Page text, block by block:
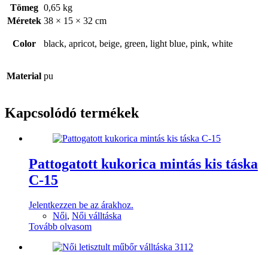
Tömeg 0,65 kg
Méretek 38 × 15 × 32 cm
Color black, apricot, beige, green, light blue, pink, white
Material pu
Kapcsolódó termékek
Pattogatott kukorica mintás kis táska
C-15
Jelentkezzen be az árakhoz.
Női, Női válltáska
Tovább olvasom